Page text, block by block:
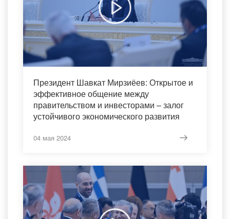
Президент Шавкат Мирзиёев: Открытое и
эффективное общение между
правительством и инвесторами – залог
устойчивого экономического развития
04 мая 2024